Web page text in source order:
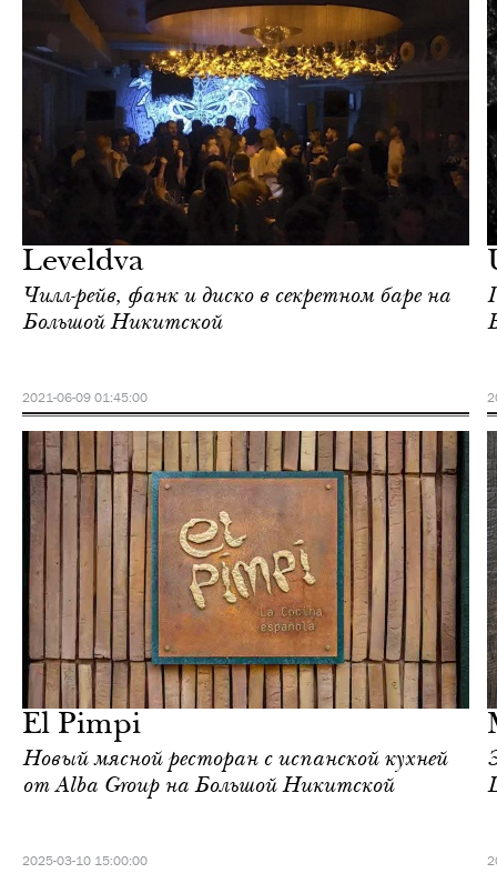
Leveldva
Чилл-рейв, фанк и диско в секретном баре на
Большой Никитской
2021-06-09 01:45:00
El Pimpi
Новый мясной ресторан с испанской кухней
от Alba Group на Большой Никитской
2025-03-10 15:00:00